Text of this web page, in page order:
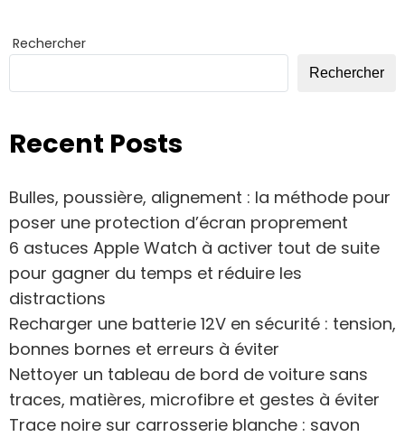
Rechercher
Rechercher
Recent Posts
Bulles, poussière, alignement : la méthode pour
poser une protection d’écran proprement
6 astuces Apple Watch à activer tout de suite
pour gagner du temps et réduire les
distractions
Recharger une batterie 12V en sécurité : tension,
bonnes bornes et erreurs à éviter
Nettoyer un tableau de bord de voiture sans
traces, matières, microfibre et gestes à éviter
Trace noire sur carrosserie blanche : savon